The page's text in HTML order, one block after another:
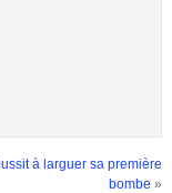
à larguer sa première
bombe »